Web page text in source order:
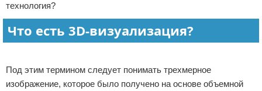
технология?
Что есть 3D-визуализация?
Под этим термином следует понимать трехмерное
изображение, которое было получено на основе объемной